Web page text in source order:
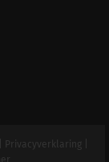
Privacyverklaring